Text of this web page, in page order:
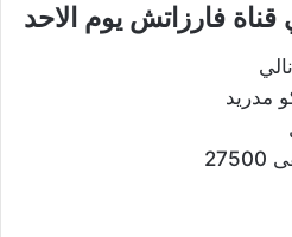
فارزاتش يوم الاحد